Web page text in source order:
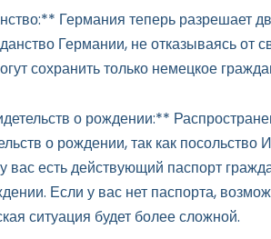
Германия теперь разрешает
Германии, не отказываясь от
сохранить только немецкое
о рождении:**
о рождении, так как
вас есть действующий паспорт
Если у вас нет паспорта,
ситуация будет более сложной.